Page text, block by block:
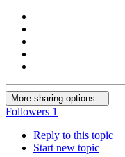
More sharing options...
Followers 1
Reply to this topic
Start new topic